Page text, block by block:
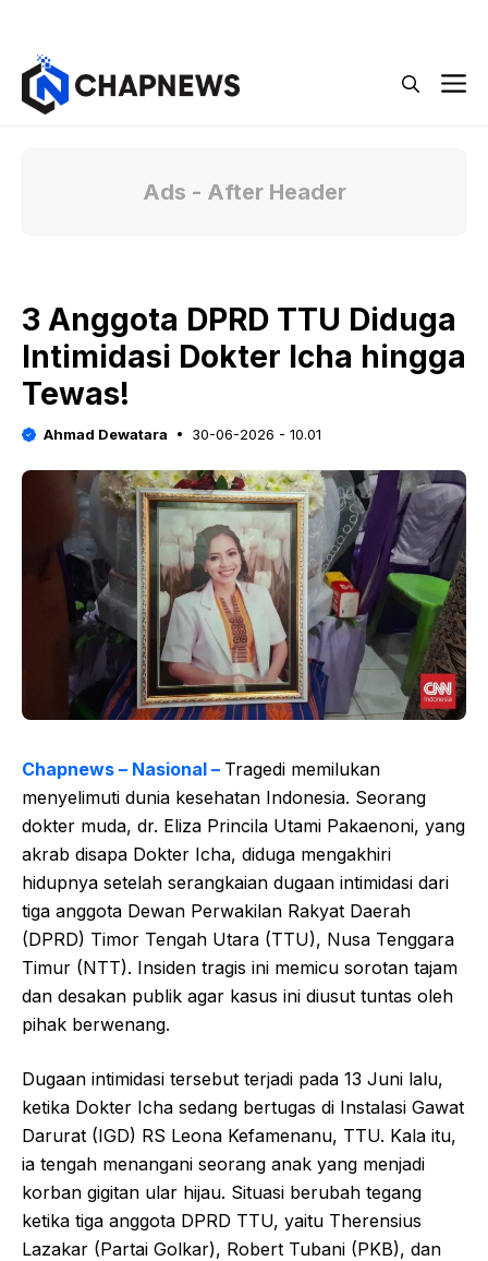
Ads - After Header
3 Anggota DPRD TTU Diduga
Intimidasi Dokter Icha hingga
Tewas!
Ahmad Dewatara 30-06-2026 - 10.01
Chapnews – Nasional – Tragedi memilukan
menyelimuti dunia kesehatan Indonesia. Seorang
dokter muda, dr. Eliza Princila Utami Pakaenoni, yang
akrab disapa Dokter Icha, diduga mengakhiri
hidupnya setelah serangkaian dugaan intimidasi dari
tiga anggota Dewan Perwakilan Rakyat Daerah
(DPRD) Timor Tengah Utara (TTU), Nusa Tenggara
Timur (NTT). Insiden tragis ini memicu sorotan tajam
dan desakan publik agar kasus ini diusut tuntas oleh
pihak berwenang.
Dugaan intimidasi tersebut terjadi pada 13 Juni lalu,
ketika Dokter Icha sedang bertugas di Instalasi Gawat
Darurat (IGD) RS Leona Kefamenanu, TTU. Kala itu,
ia tengah menangani seorang anak yang menjadi
korban gigitan ular hijau. Situasi berubah tegang
ketika tiga anggota DPRD TTU, yaitu Therensius
Lazakar (Partai Golkar), Robert Tubani (PKB), dan